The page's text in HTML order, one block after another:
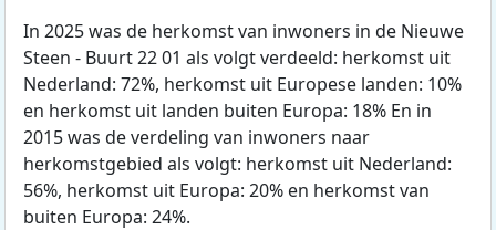
In 2025 was de herkomst van inwoners in de Nieuwe
Steen - Buurt 22 01 als volgt verdeeld: herkomst uit
Nederland: 72%, herkomst uit Europese landen: 10%
en herkomst uit landen buiten Europa: 18% En in
2015 was de verdeling van inwoners naar
herkomstgebied als volgt: herkomst uit Nederland:
56%, herkomst uit Europa: 20% en herkomst van
buiten Europa: 24%.